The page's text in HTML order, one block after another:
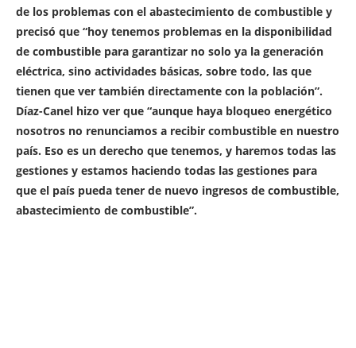
de los problemas con el abastecimiento de combustible y
precisó que “hoy tenemos problemas en la disponibilidad
de combustible para garantizar no solo ya la generación
eléctrica, sino actividades básicas, sobre todo, las que
tienen que ver también directamente con la población”.
Díaz-Canel hizo ver que “aunque haya bloqueo energético
nosotros no renunciamos a recibir combustible en nuestro
país. Eso es un derecho que tenemos, y haremos todas las
gestiones y estamos haciendo todas las gestiones para
que el país pueda tener de nuevo ingresos de combustible,
abastecimiento de combustible”.